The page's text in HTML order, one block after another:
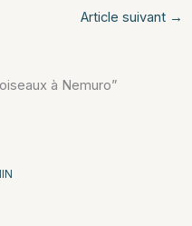
Article suivant →
à Nemuro”